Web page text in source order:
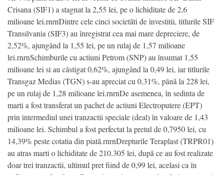
Crisana (SIF1) a stagnat la 2,55 lei, pe o lichiditate de 2,6
milioane lei.rnrnDintre cele cinci societãti de investitii, titlurile SIF
Transilvania (SIF3) au înregistrat cea mai mare depreciere, de
2,52%, ajungând la 1,55 lei, pe un rulaj de 1,57 milioane
lei.rnrnSchimburile cu actiuni Petrom (SNP) au însumat 1,55
milioane lei si au câstigat 0,62%, ajungând la 0,49 lei, iar titlurile
Transgaz Medias (TGN) s-au apreciat cu 0,31%, pânã la 228 lei,
pe un rulaj de 1,28 milioane lei.rnrnDe asemenea, în sedinta de
marti a fost transferat un pachet de actiuni Electroputere (EPT)
prin intermediul unei tranzactii speciale (deal) în valoare de 1,43
milioane lei. Schimbul a fost perfectat la pretul de 0,7950 lei, cu
14,39% peste cotatia din piatã.rnrnDrepturile Teraplast (TRPR01)
au atras marti o lichiditate de 210.305 lei, dupã ce au fost realizate
doar trei tranzactii, ultimul pret fiind de 0,99 lei, acelasi ca în